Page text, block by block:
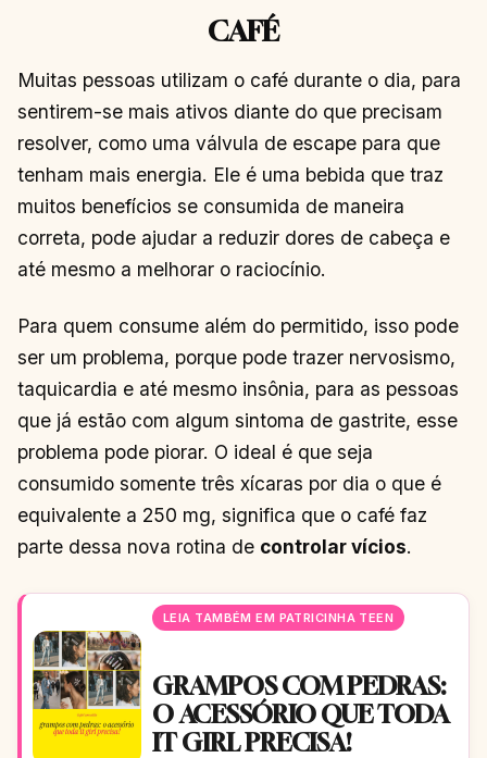
CAFÉ
Muitas pessoas utilizam o café durante o dia, para
sentirem-se mais ativos diante do que precisam
resolver, como uma válvula de escape para que
tenham mais energia. Ele é uma bebida que traz
muitos benefícios se consumida de maneira
correta, pode ajudar a reduzir dores de cabeça e
até mesmo a melhorar o raciocínio.
Para quem consume além do permitido, isso pode
ser um problema, porque pode trazer nervosismo,
taquicardia e até mesmo insônia, para as pessoas
que já estão com algum sintoma de gastrite, esse
problema pode piorar. O ideal é que seja
consumido somente três xícaras por dia o que é
equivalente a 250 mg, significa que o café faz
parte dessa nova rotina de controlar vícios.
LEIA TAMBÉM EM PATRICINHA TEEN
GRAMPOS COM PEDRAS:
O ACESSÓRIO QUE TODA
IT GIRL PRECISA!